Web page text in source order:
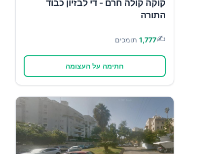
קוקה קולה חרם - די לבזיון כבוד
התורה
✍️
1,777 תומכים
חתימה על העצומה